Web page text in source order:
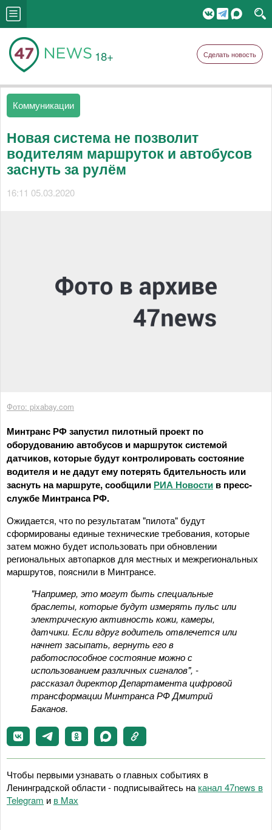
18+ Сделать новость
Коммуникации
Новая система не позволит
водителям маршруток и автобусов
заснуть за рулём
16:11 05.03.2020
Фото: pixabay.com
Минтранс РФ запустил пилотный проект по
оборудованию автобусов и маршруток системой
датчиков, которые будут контролировать состояние
водителя и не дадут ему потерять бдительность или
заснуть на маршруте, сообщили РИА Новости в пресс-
службе Минтранса РФ.
Ожидается, что по результатам "пилота" будут
сформированы единые технические требования, которые
затем можно будет использовать при обновлении
региональных автопарков для местных и межрегиональных
маршрутов, пояснили в Минтрансе.
"Например, это могут быть специальные
браслеты, которые будут измерять пульс или
электрическую активность кожи, камеры,
датчики. Если вдруг водитель отвлечется или
начнет засыпать, вернуть его в
работоспособное состояние можно с
использованием различных сигналов", -
рассказал директор Департамента цифровой
трансформации Минтранса РФ Дмитрий
Баканов.
Чтобы первыми узнавать о главных событиях в
Ленинградской области - подписывайтесь на канал 47news в
Telegram и в Maх